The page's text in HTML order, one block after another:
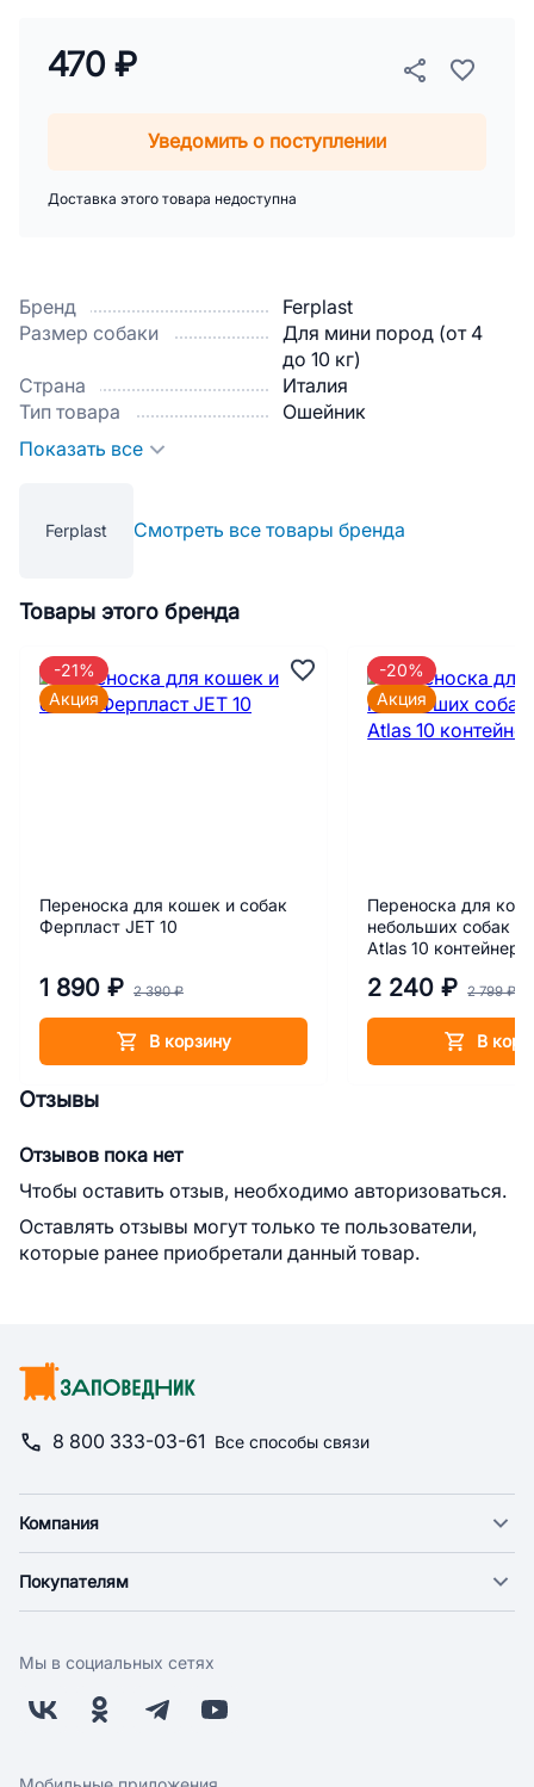
Бренд
Ferplast
Размер собаки
Для мини пород (от 4
до 10 кг)
Страна
Италия
Тип товара
Ошейник
Показать все
Ferplast Смотреть все товары бренда
470 ₽
Уведомить о поступлении
Доставка этого товара недоступна
Товары этого бренда
Переноска для кошек и собак
Ферпласт JET 10
1 890 ₽ 2 390 ₽
В корзину
-21%
Акция
Переноска для
небольших собак
Atlas 10 контейнер
2 240 ₽ 2 799 ₽
В
-20%
Акция
Отзывы
Отзывов пока нет
Чтобы оставить отзыв, необходимо авторизоваться.
Оставлять отзывы могут только те пользователи,
которые ранее приобретали данный товар.
8 800 333-03-61 Все способы связи
Компания
Новости
Поставщикам
Заводчикам
Обратная связь
Покупателям
Оплата
Бонусная программа
Скидки и акции
Мы в социальных сетях